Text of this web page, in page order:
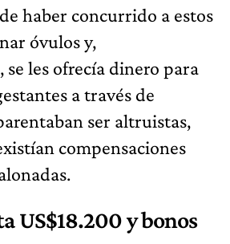
haber concurrido a estos
óvulos y,
les ofrecía dinero para
a través de
ser altruistas,
compensaciones
US$18.200 y bonos